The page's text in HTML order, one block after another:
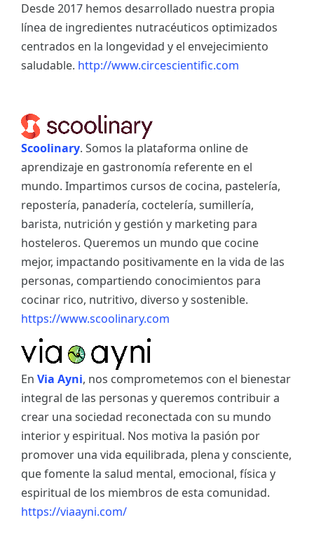
Desde 2017 hemos desarrollado nuestra propia
línea de ingredientes nutracéuticos optimizados
centrados en la longevidad y el envejecimiento
saludable. http://www.circescientific.com
Scoolinary. Somos la plataforma online de
aprendizaje en gastronomía referente en el
mundo. Impartimos cursos de cocina, pastelería,
repostería, panadería, coctelería, sumillería,
barista, nutrición y gestión y marketing para
hosteleros. Queremos un mundo que cocine
mejor, impactando positivamente en la vida de las
personas, compartiendo conocimientos para
cocinar rico, nutritivo, diverso y sostenible.
https://www.scoolinary.com
En Via Ayni, nos comprometemos con el bienestar
integral de las personas y queremos contribuir a
crear una sociedad reconectada con su mundo
interior y espiritual. Nos motiva la pasión por
promover una vida equilibrada, plena y consciente,
que fomente la salud mental, emocional, física y
espiritual de los miembros de esta comunidad.
https://viaayni.com/